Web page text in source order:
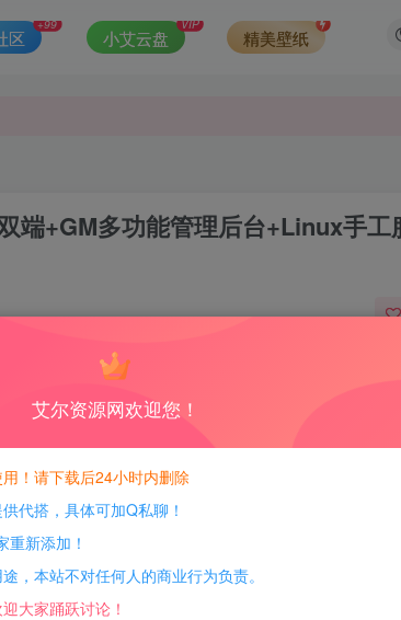
区
+99
小艾云盘
VIP
精美壁纸
QQ466107887进行删除处理。
端+GM多功能管理后台+Linux手工
艾尔资源网欢迎您！
！请下载后24小时内删除
代搭，具体可加Q私聊！
新添加！
，本站不对任何人的商业行为负责。
大家踊跃讨论！